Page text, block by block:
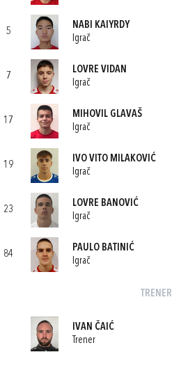
5
NABI KAIYRDY
Igrač
7
LOVRE VIDAN
Igrač
17
MIHOVIL GLAVAŠ
Igrač
19
IVO VITO MILAKOVIĆ
Igrač
23
LOVRE BANOVIĆ
Igrač
84
PAULO BATINIĆ
Igrač
TRENER
IVAN ČAIĆ
Trener